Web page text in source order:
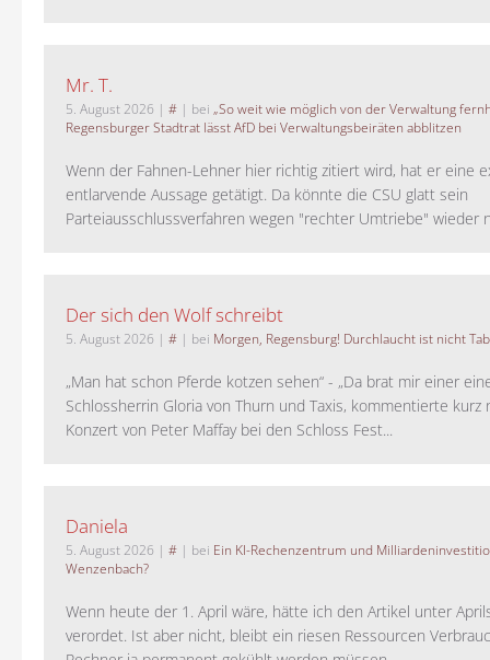
Mr. T.
5. August 2026 | # | bei „So weit wie möglich von der Verwaltung
Regensburger Stadtrat lässt AfD bei Verwaltungsbeiräten abblitzen
Wenn der Fahnen-Lehner hier richtig zitiert wird, hat er eine
entlarvende Aussage getätigt. Da könnte die CSU glatt sein
Parteiausschlussverfahren wegen "rechter Umtriebe" wieder
Der sich den Wolf schreibt
5. August 2026 | # | bei Morgen, Regensburg! Durchlaucht ist nicht
„Man hat schon Pferde kotzen sehen“ - „Da brat mir einer
Schlossherrin Gloria von Thurn und Taxis, kommentierte kurz
Konzert von Peter Maffay bei den Schloss Fest...
Daniela
5. August 2026 | # | bei Ein KI-Rechenzentrum und
Wenzenbach?
Wenn heute der 1. April wäre, hätte ich den Artikel unter
verordet. Ist aber nicht, bleibt ein riesen Ressourcen